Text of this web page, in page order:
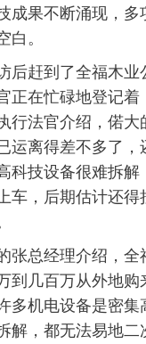
成果不断涌现，多
白。
后赶到了全福木业
正在忙碌地登记着
行法官介绍，偌大
运离得差不多了，
科技设备很难拆解
车，后期估计还得
张总经理介绍，全
到几百万从外地购
多机电设备是密集
解，都无法易地二